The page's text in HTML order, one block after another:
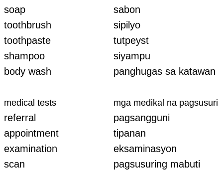
soap
sabon
toothbrush
sipilyo
toothpaste
tutpeyst
shampoo
siyampu
body wash
panghugas sa katawan
medical tests mga medikal na pagsusuri
referral
pagsangguni
appointment
tipanan
examination
eksaminasyon
scan
pagsusuring mabuti